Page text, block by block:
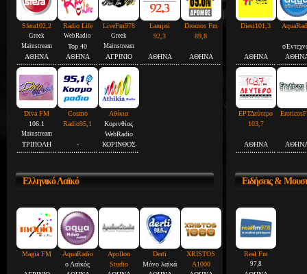
Sfera102,2
Greek
Mainstream
ΑΘΗΝΑ
Radio Life
WebRadio
Top 40
ΑΘΗΝΑ
LiveFm978
Greek
Mainstream
ΑΓΡΙΝΙΟ
Lampsi
92,3
ΑΘΗΝΑ
Dromos Fm
89,8
ΑΘΗΝΑ
Diva FM
106.1
Mainstream
ΤΡΙΠΟΛΗ
Cosmo
Radio95,1
-
Αθίκια
Κορινθίας
WebRadio
ΚΟΡΙΝΘΟΣ
ΕλληνικόΛαϊκό
Magia FM
AquaRadio
ο Λαϊκός
Apollon
Studio
Derti
Μόνο λαϊκά
XRISTOS
A1000
Diesi101,3
ΑΘΗΝΑ
ΕΡΤΔεύτερο
103,7
ΑΘΗΝΑ
Ειδήσεις&
Real Fm
97,8